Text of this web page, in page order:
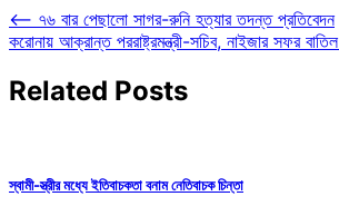
Post
navigation
⟵ ৭৬ বার পেছালো সাগর-রুনি হত্যার তদন্ত প্রতিবেদন
করোনায় আক্রান্ত পররাষ্ট্রমন্ত্রী-সচিব, নাইজার সফর বাতিল
Related Posts
স্বামী-স্ত্রীর মধ্যে ইতিবাচকতা বনাম নেতিবাচক চিন্তা